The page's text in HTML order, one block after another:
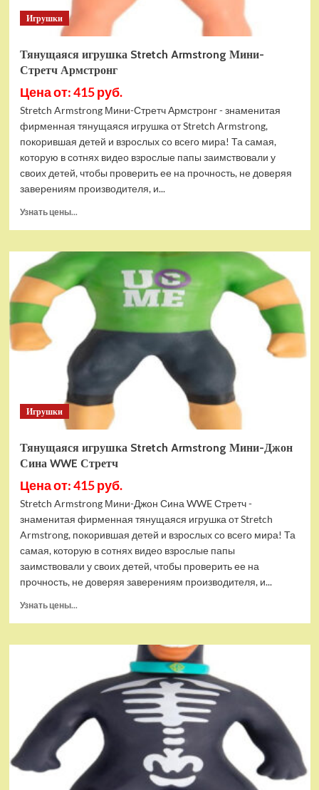
Игрушки
Тянущаяся игрушка Stretch Armstrong Мини-
Стретч Армстронг
Цена от: 415 руб.
Stretch Armstrong Мини-Стретч Армстронг - знаменитая
фирменная тянущаяся игрушка от Stretch Armstrong,
покорившая детей и взрослых со всего мира! Та самая,
которую в сотнях видео взрослые папы заимствовали у
своих детей, чтобы проверить ее на прочность, не доверяя
заверениям производителя, и...
Узнать цены...
Тянущаяся
игрушка
Stretch
Armstrong
Мини-
Стретч
Армстронг
Игрушки
Тянущаяся игрушка Stretch Armstrong Мини-Джон
Сина WWE Стретч
Цена от: 415 руб.
Stretch Armstrong Мини-Джон Сина WWE Стретч -
знаменитая фирменная тянущаяся игрушка от Stretch
Armstrong, покорившая детей и взрослых со всего мира! Та
самая, которую в сотнях видео взрослые папы
заимствовали у своих детей, чтобы проверить ее на
прочность, не доверяя заверениям производителя, и...
Узнать цены...
Тянущаяся
Armstrong
Джон
Сина
Стретч